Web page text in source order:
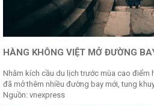
HÀNG KHÔNG VIỆT MỞ ĐƯỜNG
Nhằm kích cầu du lịch trước mùa cao điểm
đã mở thêm nhiều đường bay mới, tung
Nguồn: vnexpress